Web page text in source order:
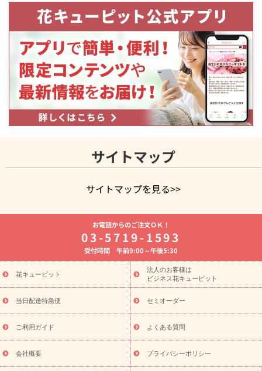
サイトマップ
サイトマップを見る>>
よく贈られる花
お祝いの花特集
誕生日フラワーギフト特集
8月の誕生花(トルコキキョウ)
開店・開業祝い
お供え・お悔やみ お供え・お悔やみの花
通夜・葬儀に贈る花 胡蝶蘭・花鉢
ーブドフラワー
季節のイベント
ひまわり ギフト・プレゼント
特集
お盆 花（新盆・初盆） 季節のイベント
お盆 花（新
盆・初盆）
お盆 花（新盆・初盆）
お盆・お供え 花とセットギ
フト
お盆・お供え プリザーブドフラワー
ひまわり ギフト・プ
レゼント特集
夏の花贈り・お中元・暑中見舞い 花のギフト特集
敬老の日におくる花ギフト・プレゼント特集
花ギフト・プレゼント特集
敬老の日 花のおすすめランキング
敬
老の日 花鉢植えのギフト・プレゼント特集
敬老の日 花とセットギ
フト・プレゼント特集
敬老の日の花 全てのギフト一覧
キャン
お電話からのご注文ＯＫ！
03-5719-1593
受付時間 午前9:00～午後5:30
花キューピット
法人のお客様は
ビジネス花キューピット
当日配達特急便 セミオーダー
ご利用ガイド よくある質問
会社概要 プライバシーポリシー